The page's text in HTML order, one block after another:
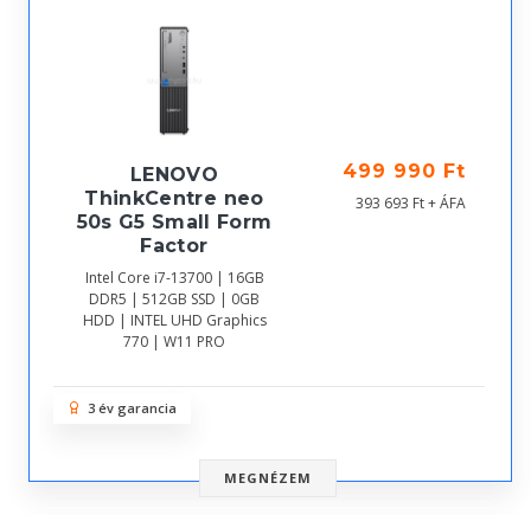
LENOVO
ThinkCentre neo
50s G5 Small Form
Factor
Intel Core i7-13700 | 16GB
DDR5 | 512GB SSD | 0GB
HDD | INTEL UHD Graphics
770 | W11 PRO
499 990 Ft
393 693 Ft + ÁFA
3 év garancia
MEGNÉZEM